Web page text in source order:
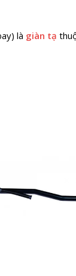
là giàn tạ